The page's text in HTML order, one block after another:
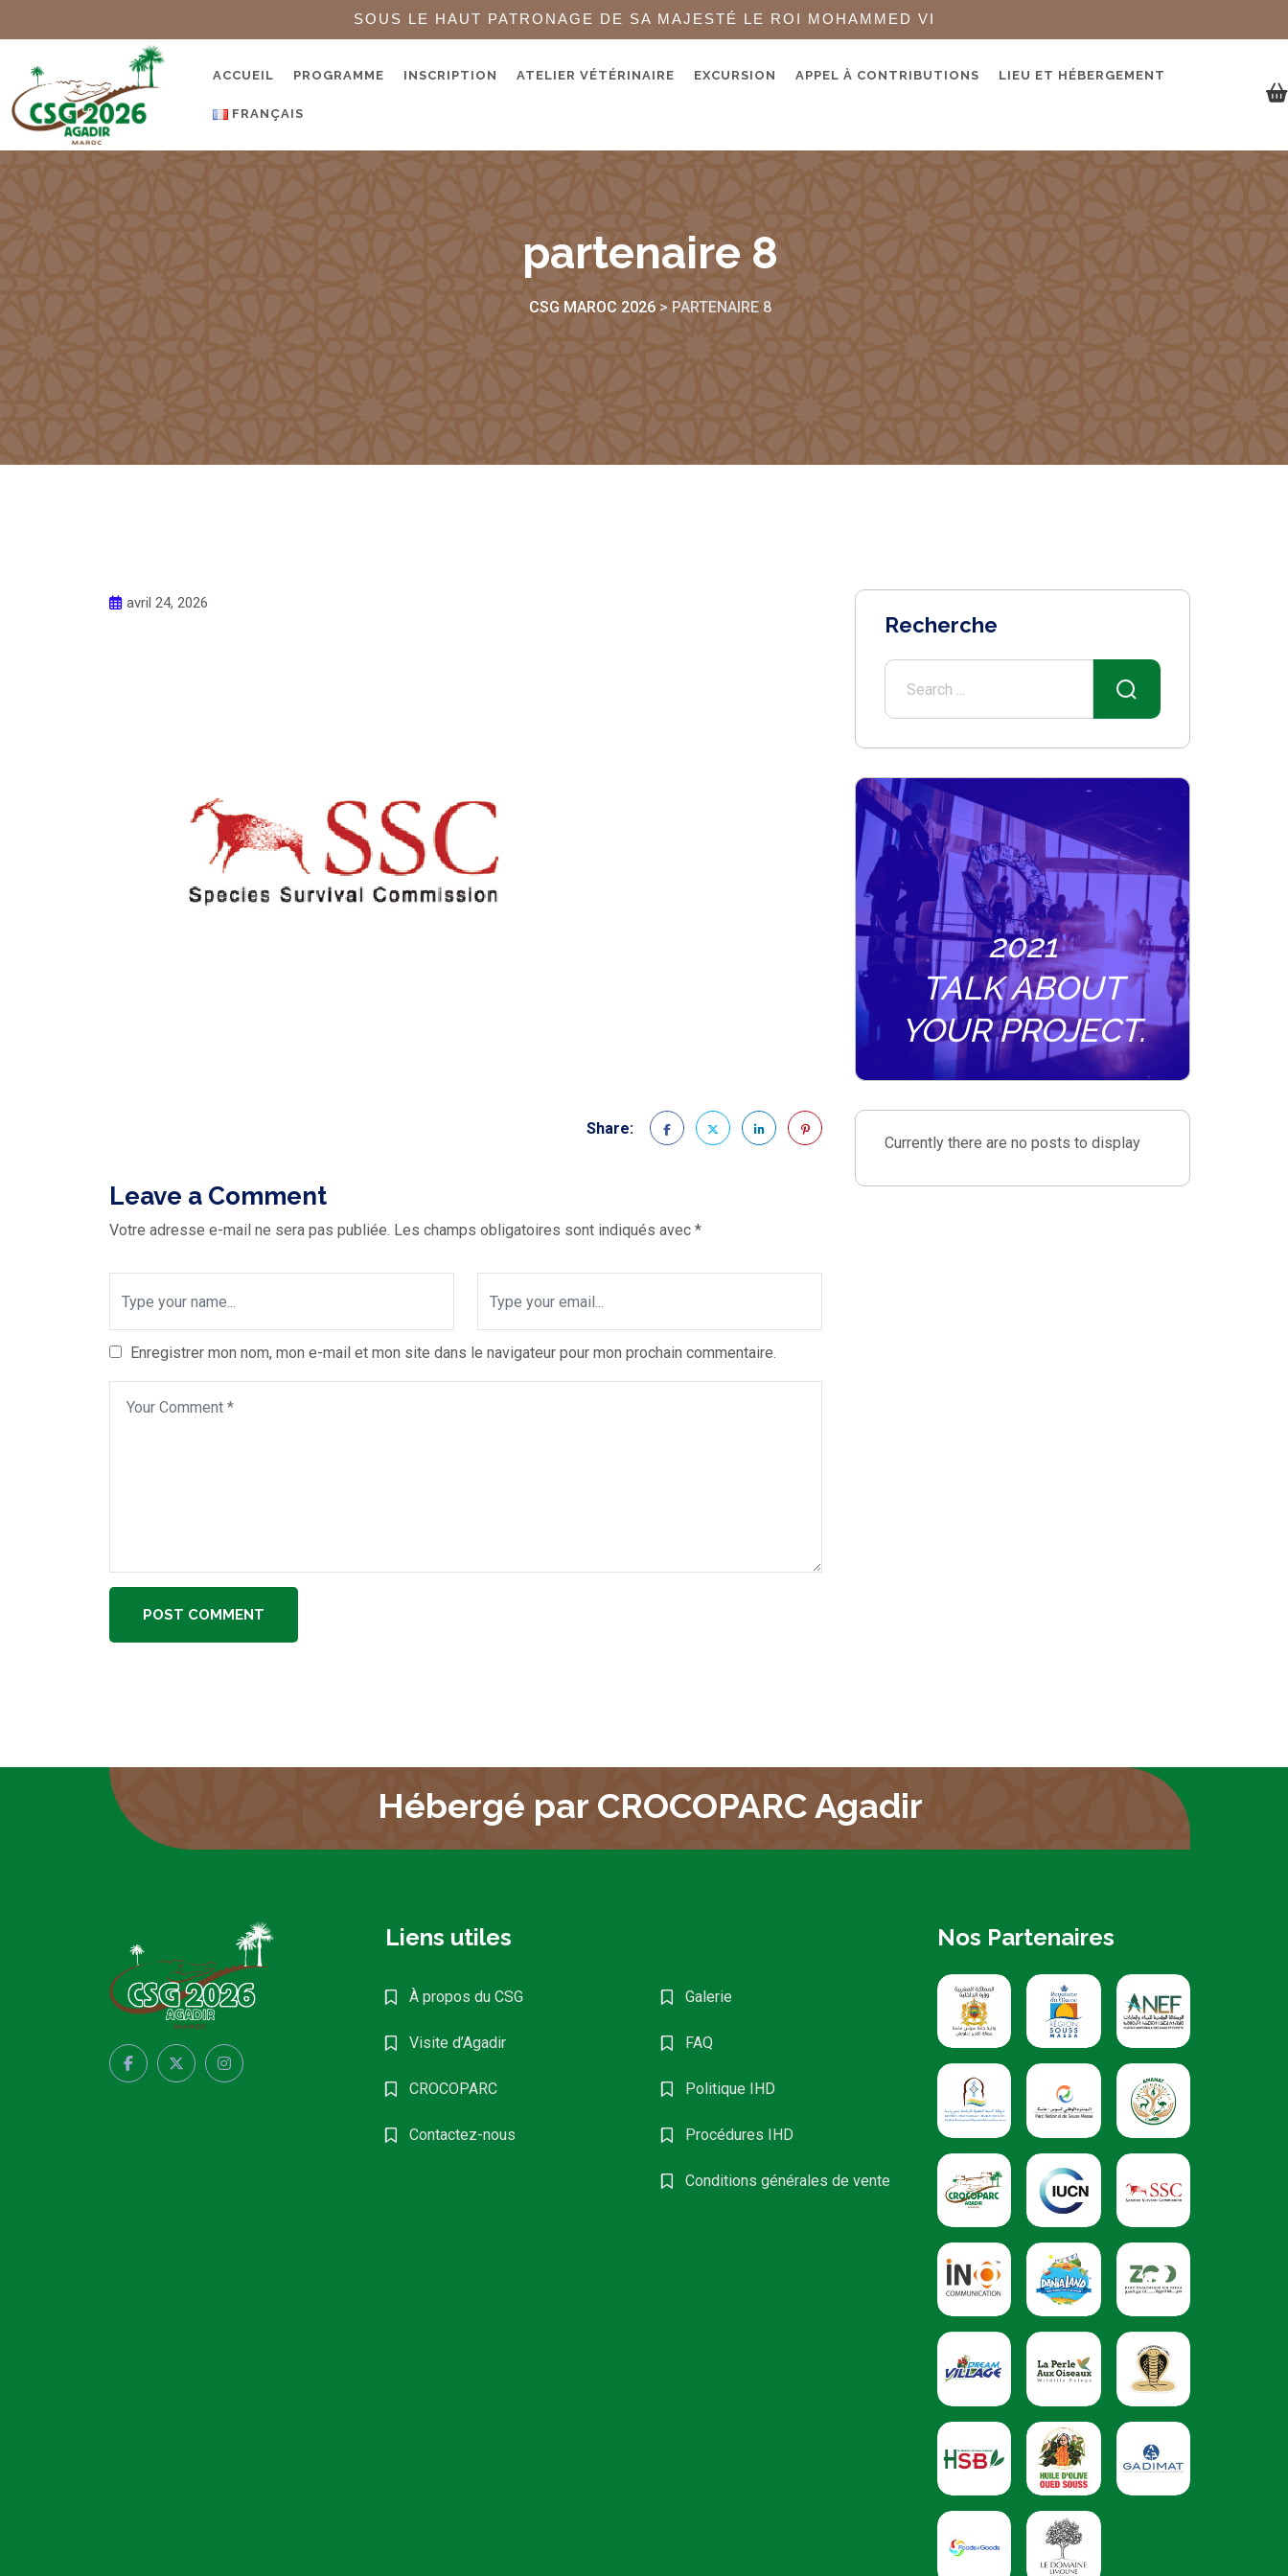
SOUS LE HAUT PATRONAGE DE SA MAJESTÉ LE ROI MOHAMMED VI
ACCUEIL PROGRAMME INSCRIPTION ATELIER VÉTÉRINAIRE EXCURSION APPEL À CONTRIBUTIONS LIEU ET HÉBERGEMENT
FRANÇAIS
partenaire 8
CSG MAROC 2026> PARTENAIRE 8
avril 24, 2026
Share:
Leave a Comment
Votre adresse e-mail ne sera pas publiée. Les champs obligatoires sont indiqués avec *
Enregistrer mon nom, mon e-mail et mon site dans le navigateur pour mon prochain commentaire.
POST COMMENT
Recherche
2021
TALK ABOUT
YOUR PROJECT.
Currently there are no posts to display
Hébergé par CROCOPARC Agadir
Liens utiles
À propos du CSG
Visite d’Agadir
CROCOPARC
Contactez-nous
Galerie
FAQ
Politique IHD
Procédures IHD
Conditions générales de vente
Nos Partenaires